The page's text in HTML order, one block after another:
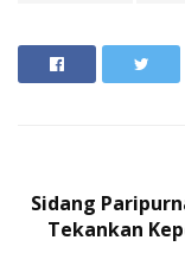
Sidang
Tekankan